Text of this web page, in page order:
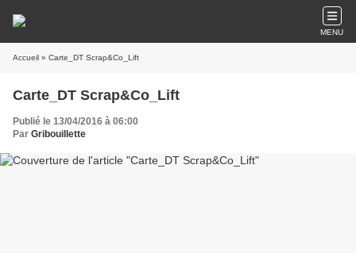
MENU
Accueil » Carte_DT Scrap&Co_Lift
Carte_DT Scrap&Co_Lift
Publié le 13/04/2016 à 06:00
Par Gribouillette